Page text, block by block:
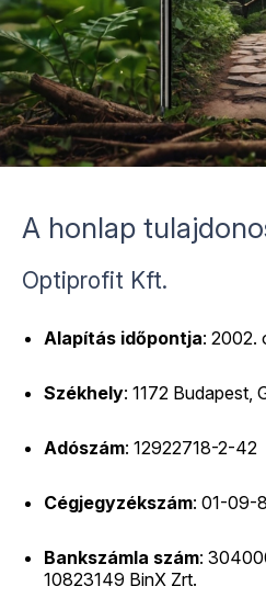
A honlap
Optiprofit Kft.
Alapítás időpontja: 2002.
Székhely: 1172 Budapest,
Adószám: 12922718-2-42
Cégjegyzékszám: 01-09-
Bankszámla szám:
10823149 BinX Zrt.